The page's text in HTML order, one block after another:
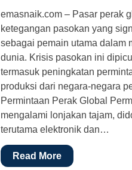
emasnaik.com – Pasar perak
ketegangan pasokan yang
sebagai pemain utama dalam
dunia. Krisis pasokan ini
termasuk peningkatan
produksi dari negara-negara
Permintaan Perak Global
mengalami lonjakan tajam,
terutama elektronik dan…
Read More